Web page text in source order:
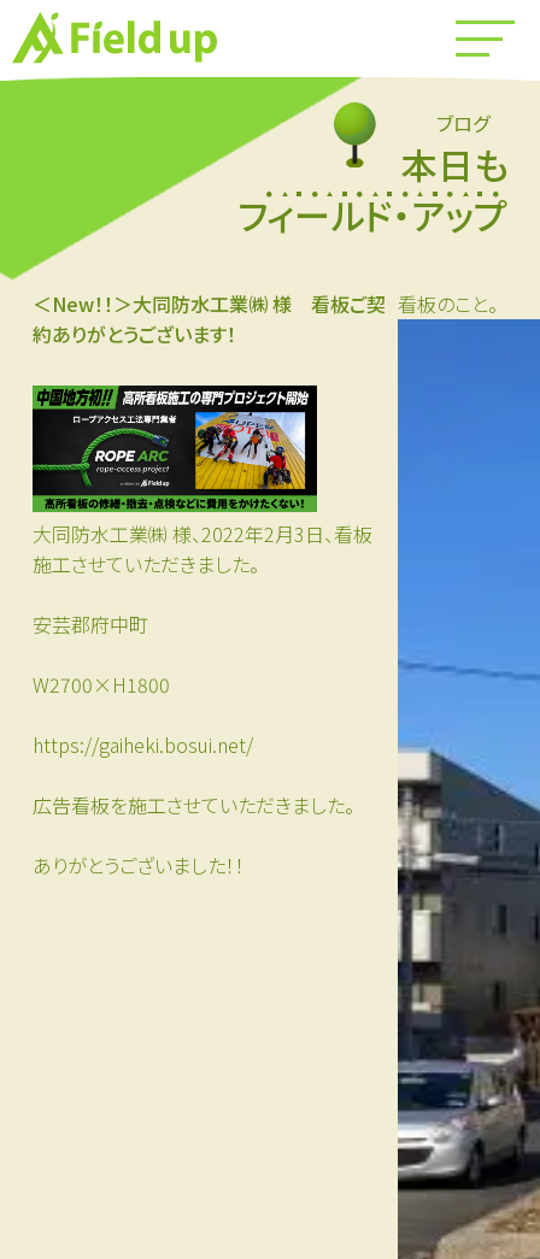
ブログ
本日も
フィールド・アップ
＜New！！＞大同防水工業㈱ 様 看板ご契
約ありがとうございます！
看板のこと。
大同防水工業㈱ 様、2022年2月3日、看板
施工させていただきました。
安芸郡府中町
W2700×H1800
https://gaiheki.bosui.net/
広告看板を施工させていただきました。
ありがとうございました！！